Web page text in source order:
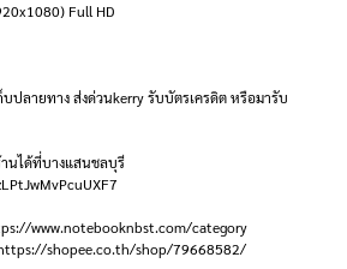
Full HD
ปลายทาง ส่งด่วนkerry รับบัตรเครดิต หรือมารับ
นได้ที่บางแสนชลบุรี
www.notebooknbst.com/category
shopee.co.th/shop/79668582/